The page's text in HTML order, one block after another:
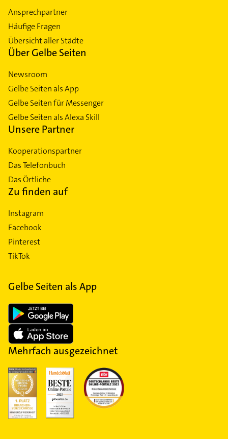
Ansprechpartner
Häufige Fragen
Übersicht aller Städte
Über Gelbe Seiten
Newsroom
Gelbe Seiten als App
Gelbe Seiten für Messenger
Gelbe Seiten als Alexa Skill
Unsere Partner
Kooperationspartner
Das Telefonbuch
Das Örtliche
Zu finden auf
Instagram
Facebook
Pinterest
TikTok
Gelbe Seiten als App
Mehrfach ausgezeichnet